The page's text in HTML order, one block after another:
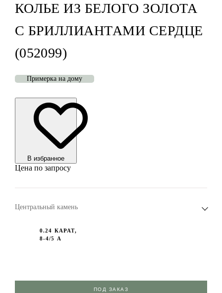
КОЛЬЕ ИЗ БЕЛОГО ЗОЛОТА
С БРИЛЛИАНТАМИ СЕРДЦЕ
(052099)
Примерка на дому
В избранноe
Цена по запросу
Центральный камень
0.24 КАРАТ,
8-4/5 А
ПОД ЗАКАЗ